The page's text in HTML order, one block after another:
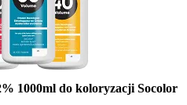
1000ml do koloryzacji Socolor